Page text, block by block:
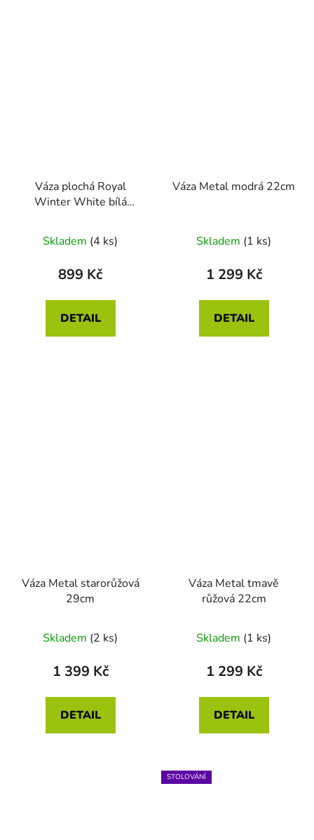
Váza plochá Royal
Winter White bílá
Skladem (4 ks)
899 Kč
DETAIL
Váza Metal modrá 22cm
hodnocení
produktu
5,0
z
Skladem (1 ks)
1 299 Kč
DETAIL
Váza Metal starorůžová
29cm
Skladem (2 ks)
1 399 Kč
DETAIL
Váza Metal tmavě
růžová 22cm
Skladem (1 ks)
1 299 Kč
DETAIL
STOLOVÁNÍ